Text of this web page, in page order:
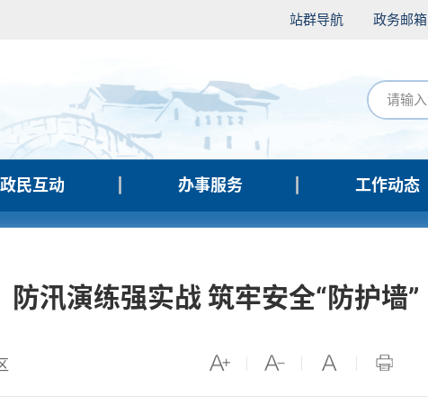
站群导航 政务邮箱
政民互动 办事服务 工作动态
防汛演练强实战 筑牢安全“防护墙”